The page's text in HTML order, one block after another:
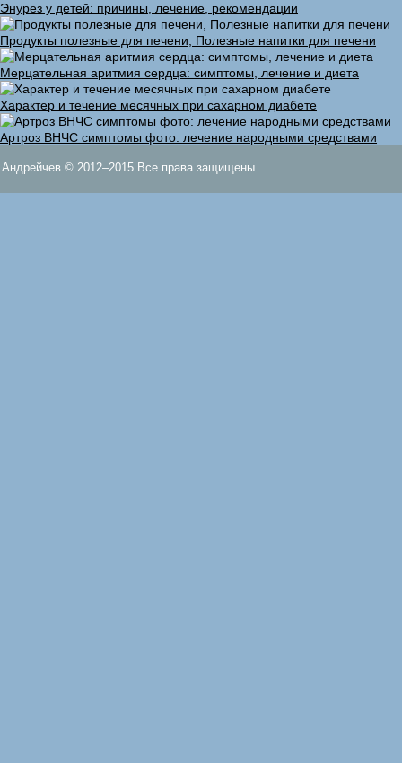
Энурез у детей: причины, лечение, рекомендации
Продукты полезные для печени, Полезные напитки для печени
Мерцательная аритмия сердца: симптомы, лечение и диета
Характер и течение месячных при сахарном диабете
Артроз ВНЧС симптомы фото: лечение народными средствами
Андрейчев © 2012–2015 Все права защищены